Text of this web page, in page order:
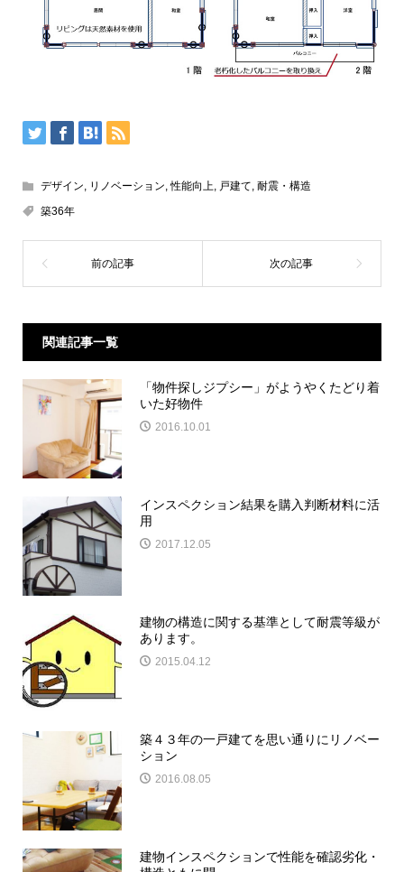
デザイン リノベーション ,性能向上 戸建て 耐震・構造
築36年
関連記事一覧
「物件探しジプシー」がようやくたどり着
いた好物件
2016.10.01
インスペクション結果を購入判断材料に活
用
2017.12.05
建物の構造に関する基準として耐震等級が
あります。
2015.04.12
築４３年の一戸建てを思い通りにリノベー
ション
2016.08.05
建物インスペクションで性能を確認劣化・